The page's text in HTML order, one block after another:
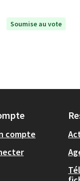
Soumise au vote
compte